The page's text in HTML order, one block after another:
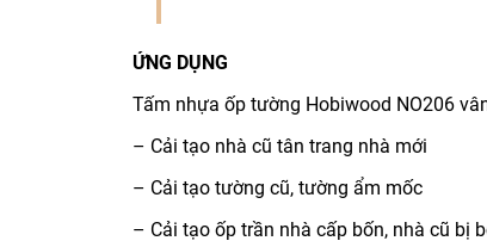
ỨNG DỤNG
Tấm nhựa ốp tường Hobiwood NO206
– Cải tạo nhà cũ tân trang nhà mới
– Cải tạo tường cũ, tường ẩm mốc
– Cải tạo ốp trần nhà cấp bốn, nhà cũ bị